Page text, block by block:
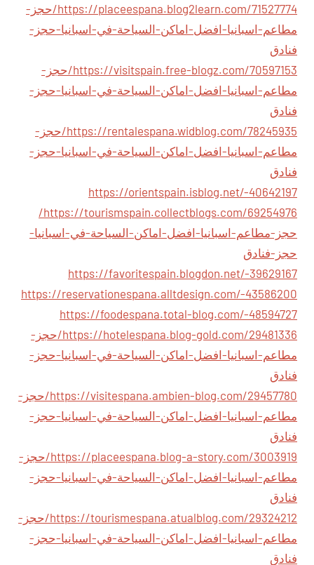
https://placeespana.blog2learn.com/71527774/حجز-
مطاعم-اسبانيا-افضل-اماكن-السياحة-في-اسبانيا-حجز-
فنادق
https://visitspain.free-blogz.com/70597153/حجز-
مطاعم-اسبانيا-افضل-اماكن-السياحة-في-اسبانيا-حجز-
فنادق
https://rentalespana.widblog.com/78245935/حجز-
مطاعم-اسبانيا-افضل-اماكن-السياحة-في-اسبانيا-حجز-
فنادق
https://orientspain.isblog.net/-40642197
https://tourismspain.collectblogs.com/69254976/
حجز-مطاعم-اسبانيا-افضل-اماكن-السياحة-في-اسبانيا-
حجز-فنادق
https://favoritespain.blogdon.net/-39629167
https://reservationespana.alltdesign.com/-43586200
https://foodespana.total-blog.com/-48594727
https://hotelespana.blog-gold.com/29481336/حجز-
مطاعم-اسبانيا-افضل-اماكن-السياحة-في-اسبانيا-حجز-
فنادق
https://visitespana.ambien-blog.com/29457780/حجز-
مطاعم-اسبانيا-افضل-اماكن-السياحة-في-اسبانيا-حجز-
فنادق
https://placeespana.blog-a-story.com/3003919/حجز-
مطاعم-اسبانيا-افضل-اماكن-السياحة-في-اسبانيا-حجز-
فنادق
https://tourismespana.atualblog.com/29324212/حجز-
مطاعم-اسبانيا-افضل-اماكن-السياحة-في-اسبانيا-حجز-
فنادق